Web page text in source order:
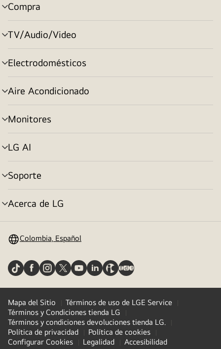
Compra
selector
de
menú
TV/Audio/Video
selector
de
menú
Electrodomésticos
selector
de
menú
Aire Acondicionado
selector
de
menú
Monitores
selector
de
menú
LG AI
selector
de
menú
Soporte
selector
de
menú
Acerca de LG
selector
Colombia, Español
Mapa del Sitio
Términos de uso de LGE Service
Términos y Condiciones tienda LG
Términos y condiciones devoluciones tienda LG.
Política de privacidad
Política de cookies
Configurar Cookies
Legalidad Accesibilidad